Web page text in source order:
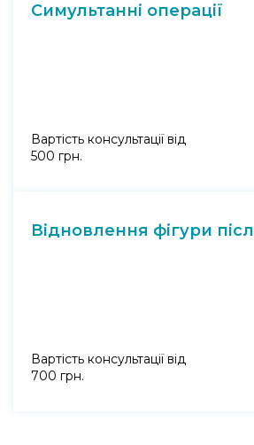
Симультанні операції
Вартість консультації від
500 грн.
Відновлення фігури
Вартість консультації від
700 грн.